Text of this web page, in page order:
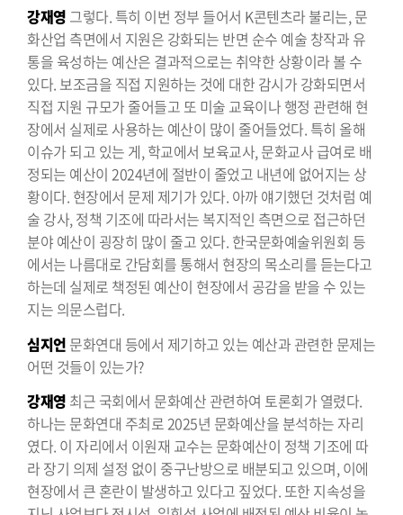
강재영 그렇다. 특히 이번 정부 들어서 K콘텐츠라 불리는, 문
화산업 측면에서 지원은 강화되는 반면 순수 예술 창작과 유
통을 육성하는 예산은 결과적으로는 취약한 상황이라 볼 수
있다. 보조금을 직접 지원하는 것에 대한 감시가 강화되면서
직접 지원 규모가 줄어들고 또 미술 교육이나 행정 관련해 현
장에서 실제로 사용하는 예산이 많이 줄어들었다. 특히 올해
이슈가 되고 있는 게, 학교에서 보육교사, 문화교사 급여로 배
정되는 예산이 2024년에 절반이 줄었고 내년에 없어지는 상
황이다. 현장에서 문제 제기가 있다. 아까 얘기했던 것처럼 예
술 강사, 정책 기조에 따라서는 복지적인 측면으로 접근하던
분야 예산이 굉장히 많이 줄고 있다. 한국문화예술위원회 등
에서는 나름대로 간담회를 통해서 현장의 목소리를 듣는다고
하는데 실제로 책정된 예산이 현장에서 공감을 받을 수 있는
지는 의문스럽다.
심지언 문화연대 등에서 제기하고 있는 예산과 관련한 문제는
어떤 것들이 있는가?
강재영 최근 국회에서 문화예산 관련하여 토론회가 열렸다.
하나는 문화연대 주최로 2025년 문화예산을 분석하는 자리
였다. 이 자리에서 이원재 교수는 문화예산이 정책 기조에 따
라 장기 의제 설정 없이 중구난방으로 배분되고 있으며, 이에
현장에서 큰 혼란이 발생하고 있다고 짚었다. 또한 지속성을